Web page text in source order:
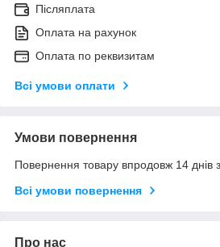
Післяплата
Оплата на рахунок
Оплата по реквизитам
Всі умови оплати
Умови повернення
Повернення товару впродовж 14 днів
Всі умови повернення
Про нас